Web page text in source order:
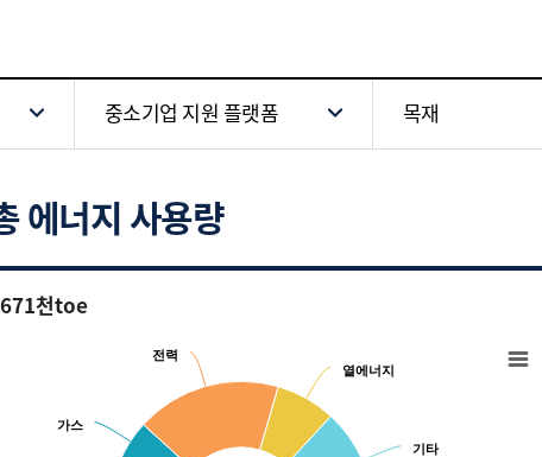
중소기업 지원 플랫폼 목재
에너지 사용량
천toe
with 6 slices.
가스
가스
전력
전력
열에너지
열에너지
기타
기타